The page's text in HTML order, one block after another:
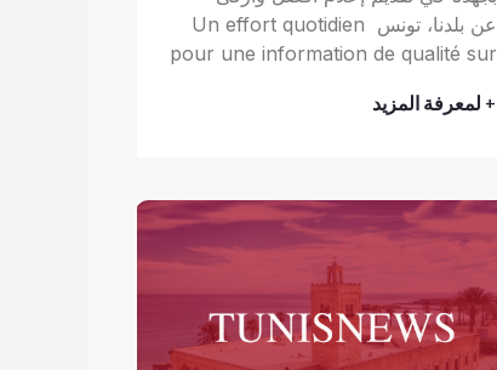
عن بلدنا، تونس Un effort quotidien
pour une information de qualité sur
+ لمعرفة المزيد